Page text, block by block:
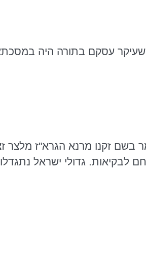
בשם זקנו מרנא הגרא"זמלצר
לבקיאות. גדולי ישראל נתגדלו